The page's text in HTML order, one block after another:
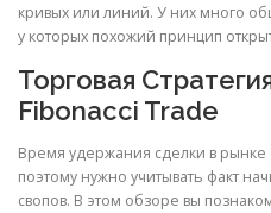
POST SURGICAL
TESTIMONIALS
THERAPEUTIC MODALITIES
кривых или линий. У них много
у которых похожий принцип
Торговая
Fibonacci Trade
Время удержания сделки в рынке
поэтому нужно учитывать факт
свопов. В этом обзоре вы